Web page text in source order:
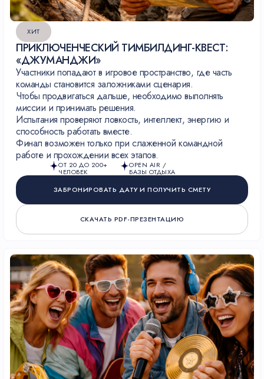
ХИТ
ПРИКЛЮЧЕНЧЕСКИЙ ТИМБИЛДИНГ-КВЕСТ:
«ДЖУМАНДЖИ»
Участники попадают в игровое пространство, где часть
команды становится заложниками сценария.
Чтобы продвигаться дальше, необходимо выполнять
миссии и принимать решения.
Испытания проверяют ловкость, интеллект, энергию и
способность работать вместе.
Финал возможен только при слаженной командной
работе и прохождении всех этапов.
ОТ 20 ДО 200+
ЧЕЛОВЕК
OPEN AIR /
БАЗЫ ОТДЫХА
ЗАБРОНИРОВАТЬ ДАТУ И ПОЛУЧИТЬ СМЕТУ
СКАЧАТЬ PDF-ПРЕЗЕНТАЦИЮ
ЗАПРОСИТЬ РАЗРАБОТКУ КОНЦЕПЦИИ
*ПРЕДЛОЖИМ ПЕРВЫЕ ИДЕИ В ТЕЧЕНИЕ ДНЯ